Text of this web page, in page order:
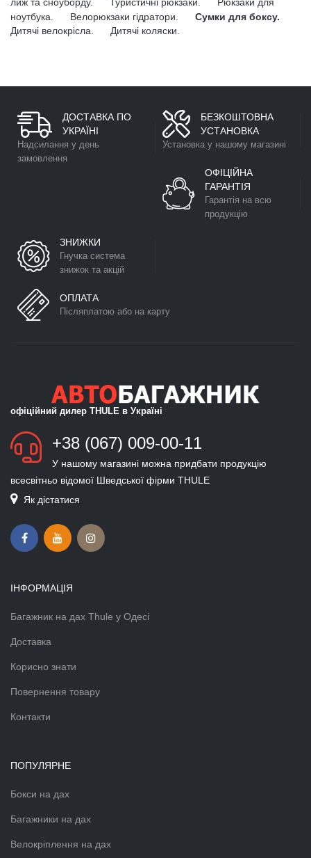
лиж та сноуборду.
Туристичні рюкзаки.
Рюкзаки для
ноутбука.
Велорюкзаки гідратори.
Сумки для боксу.
Дитячі велокрісла.
Дитячі коляски.
ДОСТАВКА ПО
УКРАЇНІ
Надсилання у день
замовлення
БЕЗКОШТОВНА
УСТАНОВКА
Установка у нашому магазині
ОФІЦІЙНА
ГАРАНТІЯ
Гарантія на всю
продукцію
ЗНИЖКИ
Гнучка система
знижок та акцій
ОПЛАТА
Післяплатою або на карту
офіційний дилер THULE в Україні
+38 (067) 009-00-11
У нашому магазині можна придбати продукцію
всесвітньо відомої Шведської фірми THULE
Як дістатися
ІНФОРМАЦІЯ
Багажник на дах Thule у Одесі
Доставка
Корисно знати
Повернення товару
Контакти
ПОПУЛЯРНЕ
Бокси на дах
Багажники на дах
Велокріплення на дах